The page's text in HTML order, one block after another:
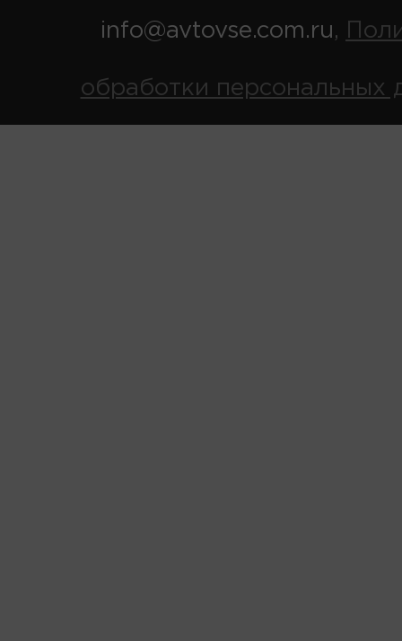
info@avtovse.com.ru,
обработки персональных